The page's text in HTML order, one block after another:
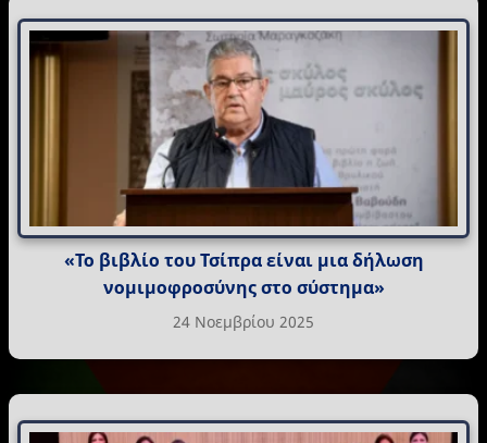
«Το βιβλίο του Τσίπρα είναι μια δήλωση
νομιμοφροσύνης στο σύστημα»
24 Νοεμβρίου 2025